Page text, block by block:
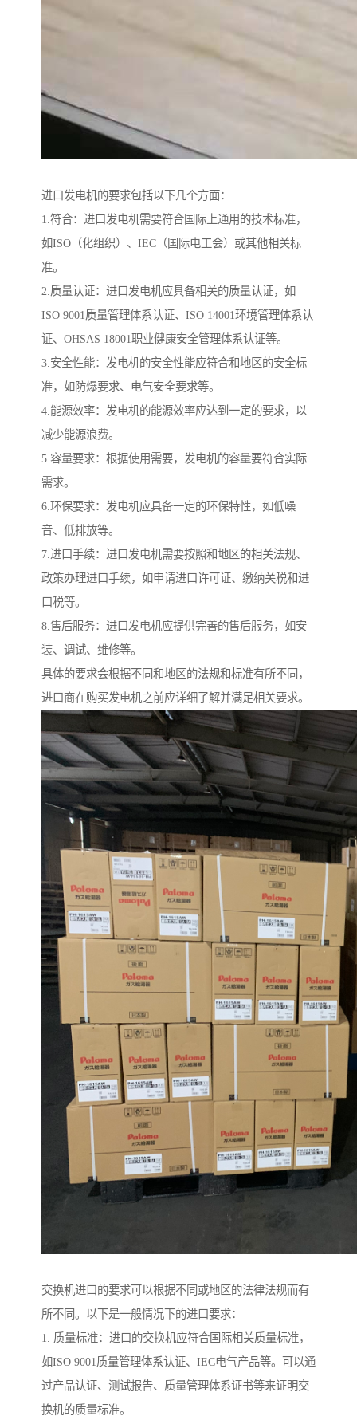
进口发电机的要求包括以下几个方面：
1.符合：进口发电机需要符合国际上通用的技术标准，
如ISO（化组织）、IEC（国际电工会）或其他相关标
准。
2.质量认证：进口发电机应具备相关的质量认证，如
ISO 9001质量管理体系认证、ISO 14001环境管理体系认
证、OHSAS 18001职业健康安全管理体系认证等。
3.安全性能：发电机的安全性能应符合和地区的安全标
准，如防爆要求、电气安全要求等。
4.能源效率：发电机的能源效率应达到一定的要求，以
减少能源浪费。
5.容量要求：根据使用需要，发电机的容量要符合实际
需求。
6.环保要求：发电机应具备一定的环保特性，如低噪
音、低排放等。
7.进口手续：进口发电机需要按照和地区的相关法规、
政策办理进口手续，如申请进口许可证、缴纳关税和进
口税等。
8.售后服务：进口发电机应提供完善的售后服务，如安
装、调试、维修等。
具体的要求会根据不同和地区的法规和标准有所不同，
进口商在购买发电机之前应详细了解并满足相关要求。
交换机进口的要求可以根据不同或地区的法律法规而有
所不同。以下是一般情况下的进口要求：
1. 质量标准：进口的交换机应符合国际相关质量标准，
如ISO 9001质量管理体系认证、IEC电气产品等。可以通
过产品认证、测试报告、质量管理体系证书等来证明交
换机的质量标准。